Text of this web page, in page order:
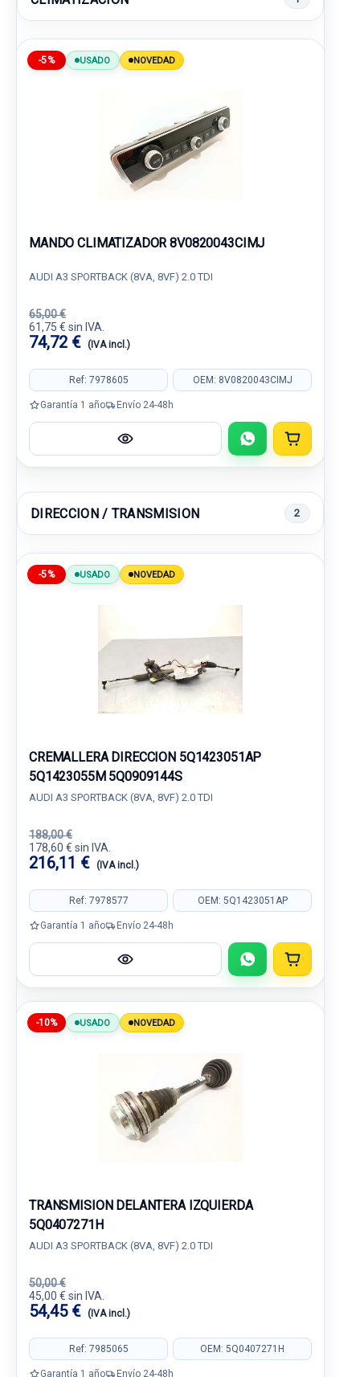
-5% USADO NOVEDAD
MANDO CLIMATIZADOR 8V0820043CIMJ
AUDI A3 SPORTBACK (8VA, 8VF) 2.0 TDI
65,00 €
61,75 € sin IVA.
74,72 € (IVA incl.)
Ref: 7978605 OEM: 8V0820043CIMJ
Garantía 1 año Envío 24-48h
DIRECCION / TRANSMISION 2
-5% USADO NOVEDAD
CREMALLERA DIRECCION 5Q1423051AP
5Q1423055M 5Q0909144S
AUDI A3 SPORTBACK (8VA, 8VF) 2.0 TDI
188,00 €
178,60 € sin IVA.
216,11 € (IVA incl.)
Ref: 7978577 OEM: 5Q1423051AP
Garantía 1 año Envío 24-48h
-10% USADO NOVEDAD
TRANSMISION DELANTERA IZQUIERDA
5Q0407271H
AUDI A3 SPORTBACK (8VA, 8VF) 2.0 TDI
50,00 €
45,00 € sin IVA.
54,45 € (IVA incl.)
Ref: 7985065 OEM: 5Q0407271H
Garantía 1 año Envío 24-48h